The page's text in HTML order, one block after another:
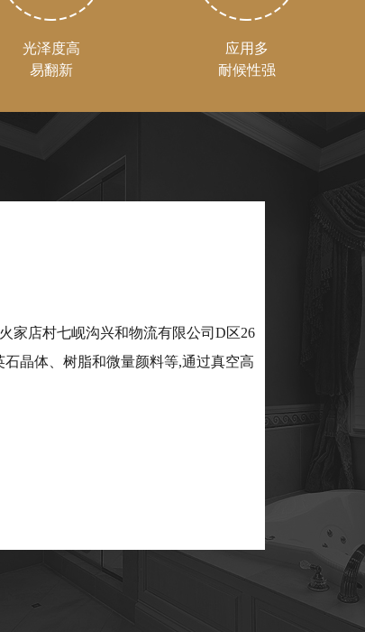
光泽度高
易翻新
应用多
耐候性强
家店村七岘沟兴和物流有限公司D区26
晶体、树脂和微量颜料等,通过真空高